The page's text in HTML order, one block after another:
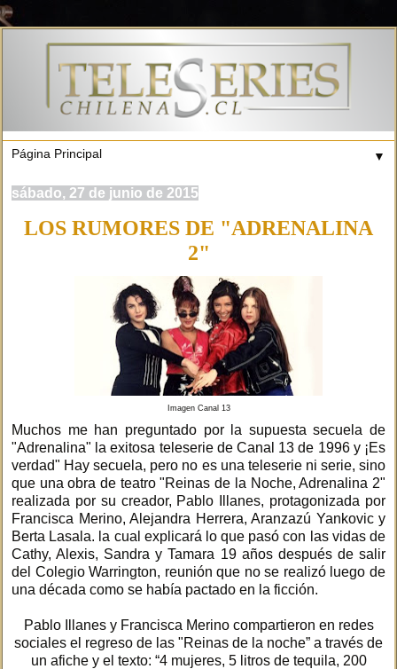
▼
sábado, 27 de junio de 2015
LOS RUMORES DE "ADRENALINA
2"
Imagen Canal 13
Muchos me han preguntado por la supuesta secuela de
"Adrenalina" la exitosa teleserie de Canal 13 de 1996 y ¡Es
verdad" Hay secuela, pero no es una teleserie ni serie, sino
que una obra de teatro "Reinas de la Noche, Adrenalina 2"
realizada por su creador, Pablo Illanes, protagonizada por
Francisca Merino, Alejandra Herrera, Aranzazú Yankovic y
Berta Lasala. la cual explicará lo que pasó con las vidas de
Cathy, Alexis, Sandra y Tamara 19 años después de salir
del Colegio Warrington, reunión que no se realizó luego de
una década como se había pactado en la ficción.
Pablo Illanes y Francisca Merino compartieron en redes
sociales el regreso de las "Reinas de la noche” a través de
un afiche y el texto: “4 mujeres, 5 litros de tequila, 200